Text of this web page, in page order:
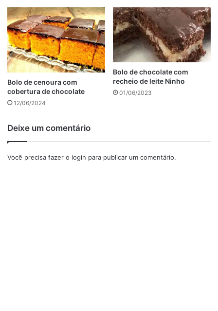
garantir que seu bolo de chocolate seja um sucesso
absoluto.
anúncio
Bolo de cenoura com
cobertura de chocolate
12/06/2024
Bolo de chocolate com
recheio de leite Ninho
01/06/2023
Deixe um comentário
Você precisa fazer o login para publicar um comentário.